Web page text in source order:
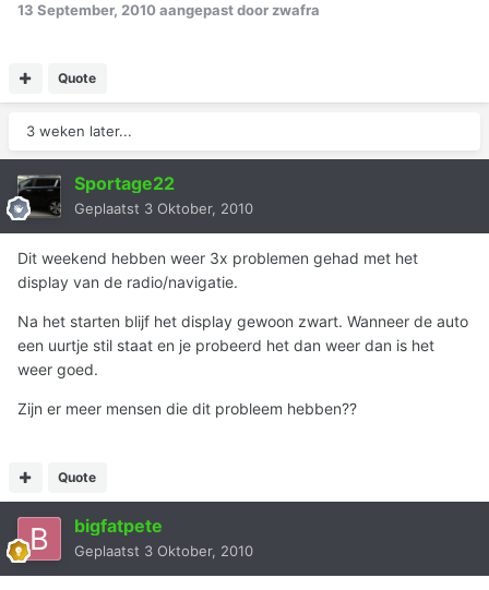
13 September, 2010aangepast door zwafra
Quote
3 weken later...
Sportage22
Geplaatst 3 Oktober, 2010
Dit weekend hebben weer 3x problemen gehad met het
display van de radio/navigatie.
Na het starten blijf het display gewoon zwart. Wanneer de auto
een uurtje stil staat en je probeerd het dan weer dan is het
weer goed.
Zijn er meer mensen die dit probleem hebben??
Quote
bigfatpete
Geplaatst 3 Oktober, 2010